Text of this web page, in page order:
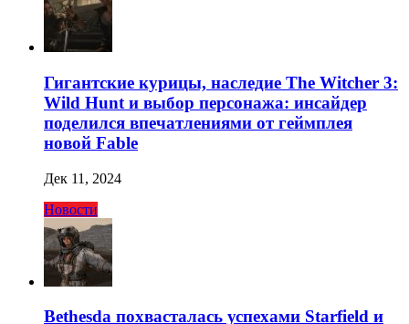
Гигантские курицы, наследие The Witcher 3:
Wild Hunt и выбор персонажа: инсайдер
поделился впечатлениями от геймплея
новой Fable
Дек 11, 2024
Новости
Bethesda похвасталась успехами Starfield и